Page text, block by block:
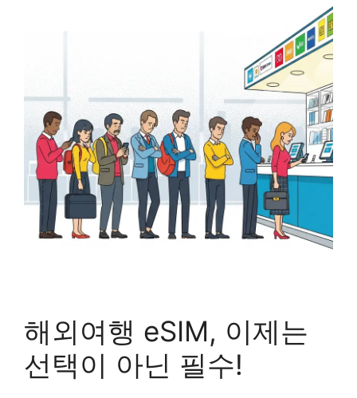
해외여행 eSIM, 이제는
선택이 아닌 필수!